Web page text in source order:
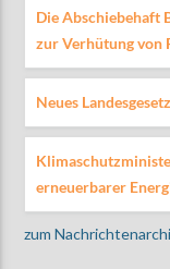
AKTUELLE SENDUNG
12:00
Die Abschiebehaft
zur Verhütung
Neues
erneuerbarer
zum